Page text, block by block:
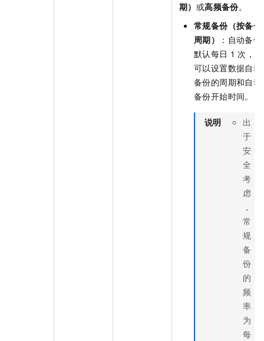
期） 或高频备份。
常规备份（按备份
周期）
：自动备份
默认每日 1 次，你
可以设置数据自动
备份的周期和自动
备份开始时间。
说明
出
于
安
全
考
虑
，
常
规
备
份
的
频
率
为
每